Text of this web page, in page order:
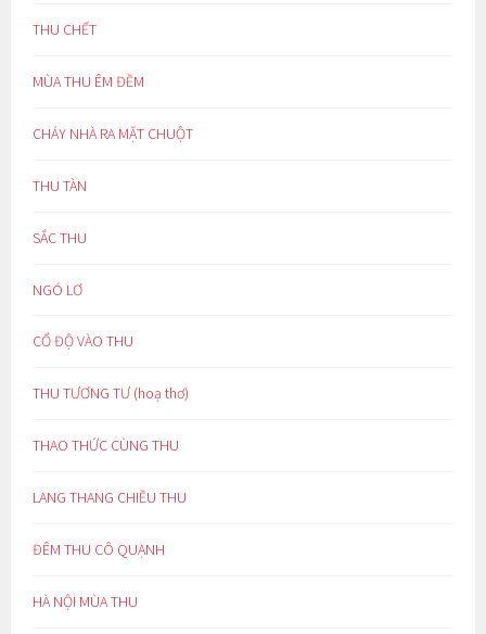
THU CHẾT
MÙA THU ÊM ĐỀM
CHÁY NHÀ RA MẶT CHUỘT
THU TÀN
SẮC THU
NGÓ LƠ
CỔ ĐỘ VÀO THU
THU TƯƠNG TƯ (hoạ thơ)
THAO THỨC CÙNG THU
LANG THANG CHIỀU THU
ĐÊM THU CÔ QUẠNH
HÀ NỘI MÙA THU